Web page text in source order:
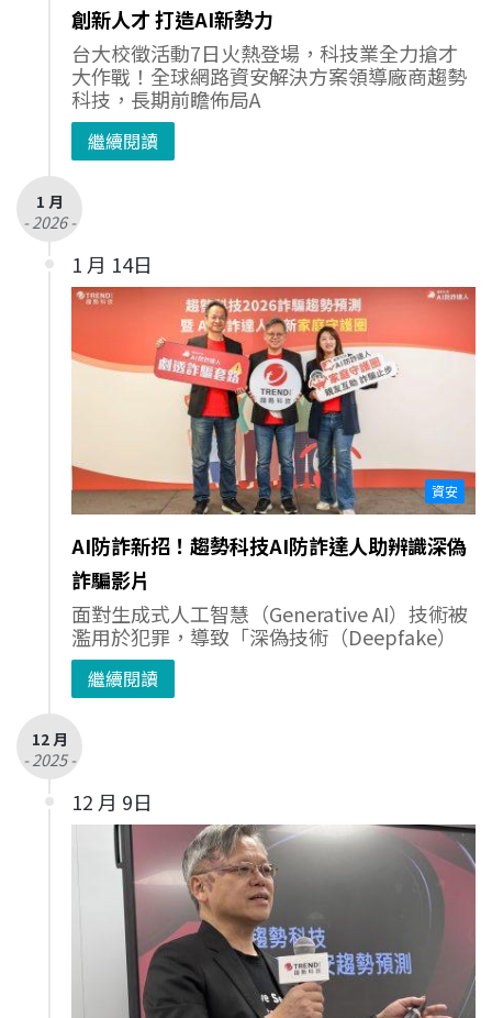
創新人才 打造AI新勢力
台大校徵活動7日火熱登場，科技業全力搶才
大作戰！全球網路資安解決方案領導廠商趨勢
科技，長期前瞻佈局A
繼續閱讀
1 月
- 2026 -
1 月 14日
資安
AI防詐新招！趨勢科技AI防詐達人助辨識深偽
詐騙影片
面對生成式人工智慧（Generative AI）技術被
濫用於犯罪，導致「深偽技術（Deepfake）
繼續閱讀
12 月
- 2025 -
12 月 9日